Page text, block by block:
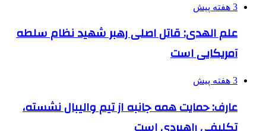
3 هفته پیش
علم الهدی: قاتل اصلی رهبر شهید نظام سلطه
آمریکایی است
3 هفته پیش
عارف: حمایت همه جانبه از تیم والیبال نشسته،